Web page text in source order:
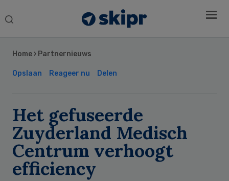
Search
Home › Partnernieuws
Opslaan Reageer nu Delen
Het gefuseerde
Zuyderland Medisch
Centrum verhoogt
efficiency
Sidebar